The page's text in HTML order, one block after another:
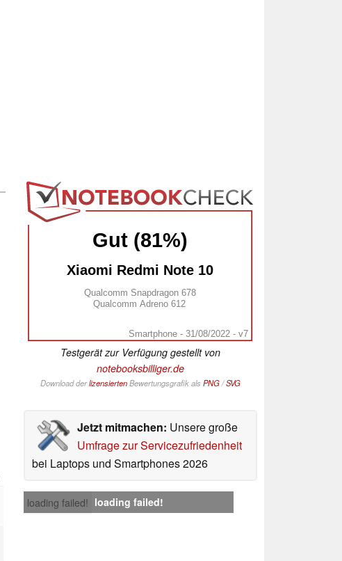
Gut (81%)
Xiaomi Redmi Note 10
Qualcomm Snapdragon 678
Qualcomm Adreno 612
Smartphone - 31/08/2022 - v7
Testgerät zur Verfügung gestellt von
notebooksbilliger.de
Download derlizensiertenBewertungsgrafik als PNG/SVG
Jetzt mitmachen: Unsere große
Umfrage zur Servicezufriedenheit
bei Laptops und Smartphones 2026
loading failed! loading failed!